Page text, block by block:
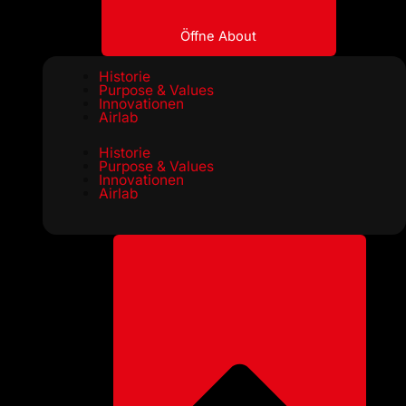
Öffne About
Historie
Purpose & Values
Innovationen
Airlab
Historie
Purpose & Values
Innovationen
Airlab